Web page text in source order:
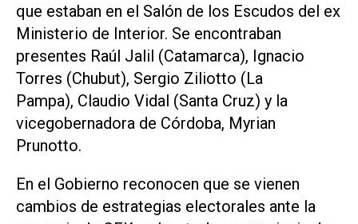
que estaban en el Salón de los Escudos del ex
Ministerio de Interior. Se encontraban
presentes Raúl Jalil (Catamarca), Ignacio
Torres (Chubut), Sergio Ziliotto (La
Pampa), Claudio Vidal (Santa Cruz) y la
vicegobernadora de Córdoba, Myrian
Prunotto.
En el Gobierno reconocen que se vienen
cambios de estrategias electorales ante la